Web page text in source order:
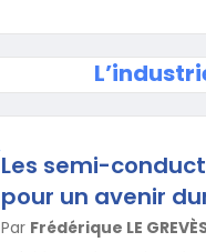
Les semi-
pour un avenir
Par Frédérique LE